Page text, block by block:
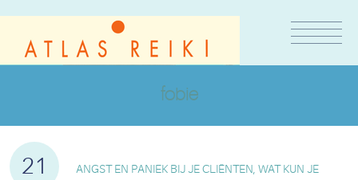
fobie
21 ANGST EN PANIEK BIJ JE CLIËNTEN, WAT KUN JE